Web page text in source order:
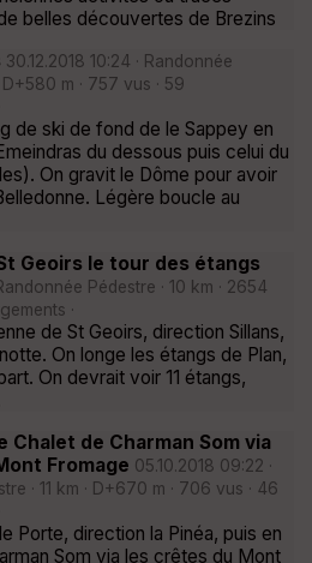
belles découvertes de Brezins
30.12.2018 10:24 · Randonnée
D+580 m · 757 vus · 59
de ski de fond de le Sappey en
du dessous puis celui du
On gravit le Dôme pour avoir
Légère boucle au
Geoirs le tour des étangs
Pédestre · 10 km · 2654
·
de St Geoirs, direction Sillans,
On longe les étangs de Plan,
On devrait voir 11 étangs,
Chalet de Charman Som via
Fromage 05.10.2018 09:22 ·
· 11 km · D+670 m · 706 vus · 46
Porte, direction la Pinéa, puis en
Som via les crêtes du Mont